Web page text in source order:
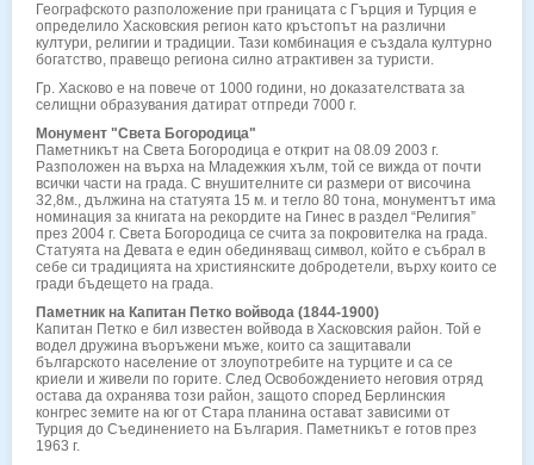
Географското разположение при границата с Гърция и Турция е
определило Хасковския регион като кръстопът на различни
култури, религии и традиции. Тази комбинация е създала културно
богатство, правещо региона силно атрактивен за туристи.
Гр. Хасково е на повече от 1000 години, но доказателствата за
селищни образувания датират отпреди 7000 г.
Монумент "Света Богородица"
Паметникът на Света Богородица е открит на 08.09 2003 г.
Разположен на върха на Младежкия хълм, той се вижда от почти
всички части на града. С внушителните си размери от височина
32,8м., дължина на статуята 15 м. и тегло 80 тона, монументът има
номинация за книгата на рекордите на Гинес в раздел “Религия”
през 2004 г. Света Богородица се счита за покровителка на града.
Статуята на Девата е един обединяващ символ, който е събрал в
себе си традицията на християнските добродетели, върху които се
гради бъдещето на града.
Паметник на Капитан Петко войвода (1844-1900)
Капитан Петко е бил известен войвода в Хасковския район. Той е
водел дружина въоръжени мъже, които са защитавали
българското население от злоупотребите на турците и са се
криели и живели по горите. След Освобождението неговия отряд
остава да охранява този район, защото според Берлинския
конгрес земите на юг от Стара планина остават зависими от
Турция до Съединението на България. Паметникът е готов през
1963 г.